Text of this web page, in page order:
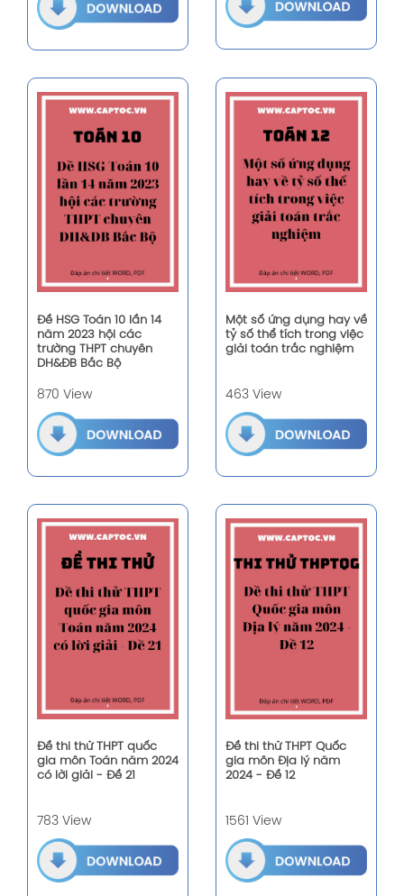
Đề HSG Toán 10 lần 14
năm 2023 hội các
trường THPT chuyên
DH&ĐB Bắc Bộ
870 View
Một số ứng dụng hay về
tỷ số thể tích trong việc
giải toán trắc nghiệm
463 View
Đề thi thử THPT quốc
gia môn Toán năm 2024
có lời giải - Đề 21
783 View
Đề thi thử THPT Quốc
gia môn Địa lý năm
2024 - Đề 12
1561 View